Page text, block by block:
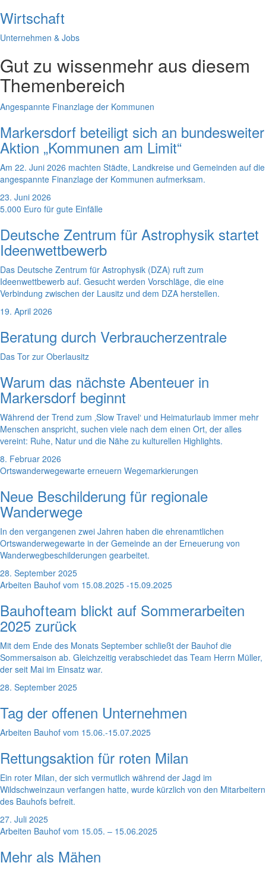
Wirtschaft
Unternehmen & Jobs
Gut zu wissenmehr aus diesem
Themenbereich
Angespannte Finanzlage der Kommunen
Markersdorf beteiligt sich an bundesweiter
Aktion „Kommunen am Limit“
Am 22. Juni 2026 machten Städte, Landkreise und Gemeinden auf die
angespannte Finanzlage der Kommunen aufmerksam.
23. Juni 2026
5.000 Euro für gute Einfälle
Deutsche Zentrum für Astrophysik startet
Ideenwettbewerb
Das Deutsche Zentrum für Astrophysik (DZA) ruft zum
Ideenwettbewerb auf. Gesucht werden Vorschläge, die eine
Verbindung zwischen der Lausitz und dem DZA herstellen.
19. April 2026
Beratung durch Verbraucherzentrale
Das Tor zur Oberlausitz
Warum das nächste Abenteuer in
Markersdorf beginnt
Während der Trend zum ‚Slow Travel‘ und Heimaturlaub immer mehr
Menschen anspricht, suchen viele nach dem einen Ort, der alles
vereint: Ruhe, Natur und die Nähe zu kulturellen Highlights.
8. Februar 2026
Ortswanderwegewarte erneuern Wegemarkierungen
Neue Beschilderung für regionale
Wanderwege
In den vergangenen zwei Jahren haben die ehrenamtlichen
Ortswanderwegewarte in der Gemeinde an der Erneuerung von
Wanderwegbeschilderungen gearbeitet.
28. September 2025
Arbeiten Bauhof vom 15.08.2025 -15.09.2025
Bauhofteam blickt auf Sommerarbeiten
2025 zurück
Mit dem Ende des Monats September schließt der Bauhof die
Sommersaison ab. Gleichzeitig verabschiedet das Team Herrn Müller,
der seit Mai im Einsatz war.
28. September 2025
Tag der offenen Unternehmen
Arbeiten Bauhof vom 15.06.-15.07.2025
Rettungsaktion für roten Milan
Ein roter Milan, der sich vermutlich während der Jagd im
Wildschweinzaun verfangen hatte, wurde kürzlich von den Mitarbeitern
des Bauhofs befreit.
27. Juli 2025
Arbeiten Bauhof vom 15.05. – 15.06.2025
Mehr als Mähen